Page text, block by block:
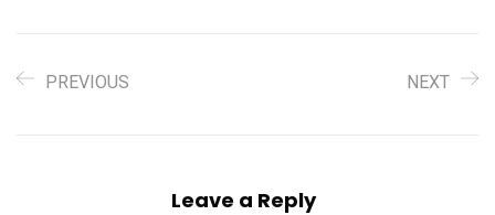
PREVIOUS NEXT
Leave a Reply